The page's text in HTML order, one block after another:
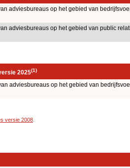
adviesbureaus op het gebied van
adviesbureaus op het gebied van public
2025(1)
adviesbureaus op het gebied van
versie 2008